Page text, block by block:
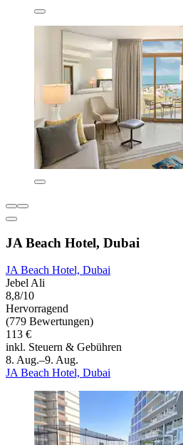
JA Beach Hotel, Dubai
JA Beach Hotel, Dubai
Jebel Ali
8,8/10
Hervorragend
(779 Bewertungen)
113 €
inkl. Steuern & Gebühren
8. Aug.–9. Aug.
JA Beach Hotel, Dubai